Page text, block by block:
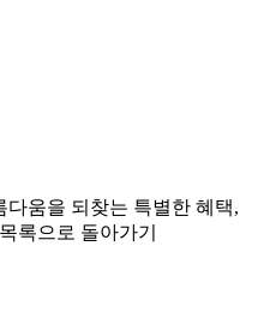
움을 되찾는 특별한 혜택,
록으로 돌아가기